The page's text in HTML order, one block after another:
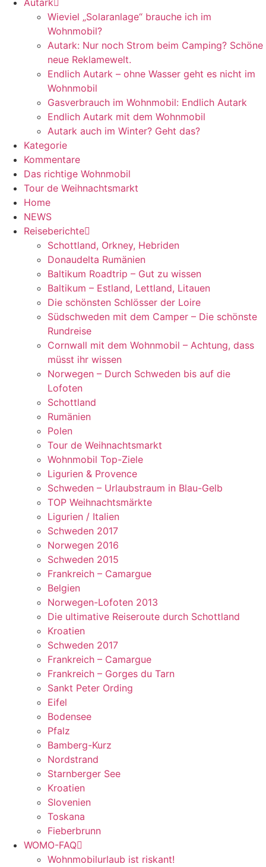
Autark
Wieviel „Solaranlage“ brauche ich im
Wohnmobil?
Autark: Nur noch Strom beim Camping? Schöne
neue Reklamewelt.
Endlich Autark – ohne Wasser geht es nicht im
Wohnmobil
Gasverbrauch im Wohnmobil: Endlich Autark
Endlich Autark mit dem Wohnmobil
Autark auch im Winter? Geht das?
Kategorie
Kommentare
Das richtige Wohnmobil
Tour de Weihnachtsmarkt
Home
NEWS
Reiseberichte
Schottland, Orkney, Hebriden
Donaudelta Rumänien
Baltikum Roadtrip – Gut zu wissen
Baltikum – Estland, Lettland, Litauen
Die schönsten Schlösser der Loire
Südschweden mit dem Camper – Die schönste
Rundreise
Cornwall mit dem Wohnmobil – Achtung, dass
müsst ihr wissen
Norwegen – Durch Schweden bis auf die
Lofoten
Schottland
Rumänien
Polen
Tour de Weihnachtsmarkt
Wohnmobil Top-Ziele
Ligurien & Provence
Schweden – Urlaubstraum in Blau-Gelb
TOP Weihnachtsmärkte
Ligurien / Italien
Schweden 2017
Norwegen 2016
Schweden 2015
Frankreich – Camargue
Belgien
Norwegen-Lofoten 2013
Die ultimative Reiseroute durch Schottland
Kroatien
Schweden 2017
Frankreich – Camargue
Frankreich – Gorges du Tarn
Sankt Peter Ording
Eifel
Bodensee
Pfalz
Bamberg-Kurz
Nordstrand
Starnberger See
Kroatien
Slovenien
Toskana
Fieberbrunn
WOMO-FAQ
Wohnmobilurlaub ist riskant!